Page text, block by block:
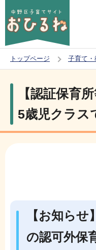
の
ー
す
トップページ 子育て・
か
【認証保育
5歳児クラス
【お知らせ】
の認可外保